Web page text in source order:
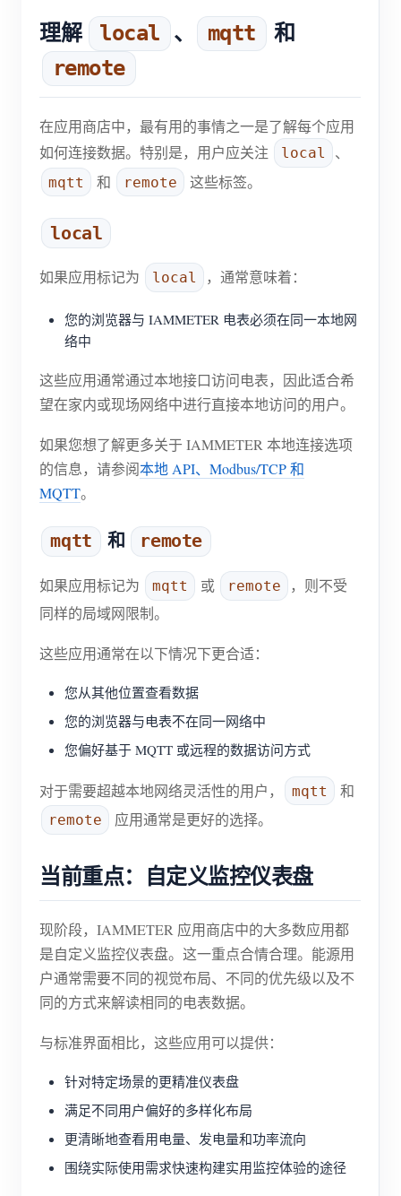
理解 local 、 mqtt 和
remote
在应用商店中，最有用的事情之一是了解每个应用
如何连接数据。特别是，用户应关注
local 、
mqtt 和 remote 这些标签。
local
如果应用标记为 local ，通常意味着：
您的浏览器与 IAMMETER 电表必须在同一本地网
络中
这些应用通常通过本地接口访问电表，因此适合希
望在家内或现场网络中进行直接本地访问的用户。
如果您想了解更多关于 IAMMETER 本地连接选项
的信息，请参阅本地 API、Modbus/TCP 和
MQTT。
mqtt 和 remote
如果应用标记为 mqtt 或 remote
，则不受
同样的局域网限制。
这些应用通常在以下情况下更合适：
您从其他位置查看数据
您的浏览器与电表不在同一网络中
您偏好基于 MQTT 或远程的数据访问方式
对于需要超越本地网络灵活性的用户， mqtt 和
remote 应用通常是更好的选择。
当前重点：自定义监控仪表盘
现阶段，IAMMETER 应用商店中的大多数应用都
是自定义监控仪表盘。这一重点合情合理。能源用
户通常需要不同的视觉布局、不同的优先级以及不
同的方式来解读相同的电表数据。
与标准界面相比，这些应用可以提供：
针对特定场景的更精准仪表盘
满足不同用户偏好的多样化布局
更清晰地查看用电量、发电量和功率流向
围绕实际使用需求快速构建实用监控体验的途径